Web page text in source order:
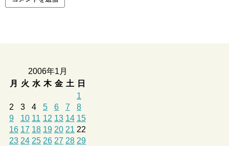
2006年1月
月
火 水 木 金 土
日
1
2
3 4 5 6 7
8
9
10 11 12 13 14 15
16 17 18 19 20 21 22
23 24 25 26 27 28 29